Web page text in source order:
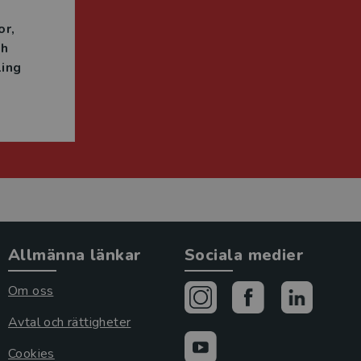
Allmänna länkar
Om oss
Avtal och rättigheter
Cookies
Sociala medier